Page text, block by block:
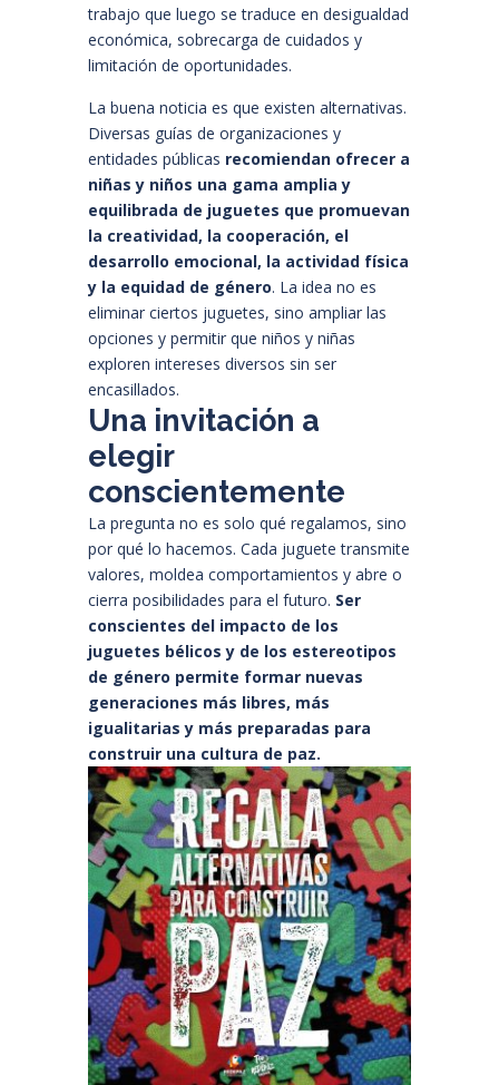
trabajo que luego se traduce en desigualdad
económica, sobrecarga de cuidados y
limitación de oportunidades.
La buena noticia es que existen alternativas.
Diversas guías de organizaciones y
entidades públicas recomiendan ofrecer a
niñas y niños una gama amplia y
equilibrada de juguetes que promuevan
la creatividad, la cooperación, el
desarrollo emocional, la actividad física
y la equidad de género. La idea no es
eliminar ciertos juguetes, sino ampliar las
opciones y permitir que niños y niñas
exploren intereses diversos sin ser
encasillados.
Una invitación a
elegir
conscientemente
La pregunta no es solo qué regalamos, sino
por qué lo hacemos. Cada juguete transmite
valores, moldea comportamientos y abre o
cierra posibilidades para el futuro. Ser
conscientes del impacto de los
juguetes bélicos y de los estereotipos
de género permite formar nuevas
generaciones más libres, más
igualitarias y más preparadas para
construir una cultura de paz.